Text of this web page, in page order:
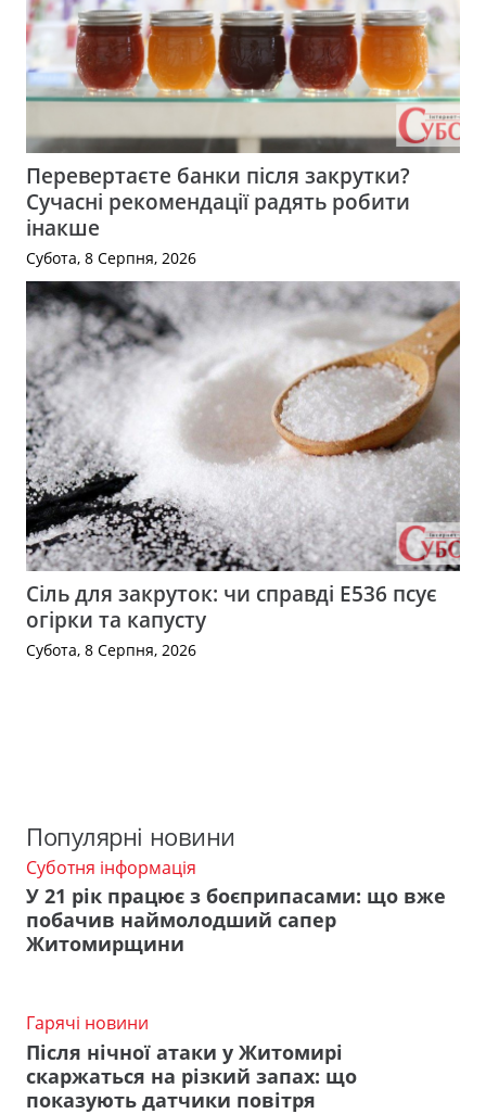
Перевертаєте банки після закрутки?
Сучасні рекомендації радять робити
інакше
Субота, 8 Серпня, 2026
Сіль для закруток: чи справді Е536 псує
огірки та капусту
Субота, 8 Серпня, 2026
Популярні новини
Суботня інформація
У 21 рік працює з боєприпасами: що вже
побачив наймолодший сапер
Житомирщини
Гарячі новини
Після нічної атаки у Житомирі
скаржаться на різкий запах: що
показують датчики повітря